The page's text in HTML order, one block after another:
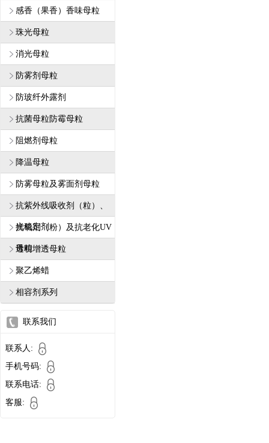
感香（果香）香味母粒
珠光母粒
消光母粒
防雾剂母粒
防玻纤外露剂
抗菌母粒防霉母粒
阻燃剂母粒
降温母粒
防雾母粒及雾面剂母粒
抗紫外线吸收剂（粒）、
光稳定剂
抗氧剂（粉）及抗老化UV
母粒
透明增透母粒
聚乙烯蜡
相容剂系列
联系我们
联系人:
手机号码:
联系电话:
客服: